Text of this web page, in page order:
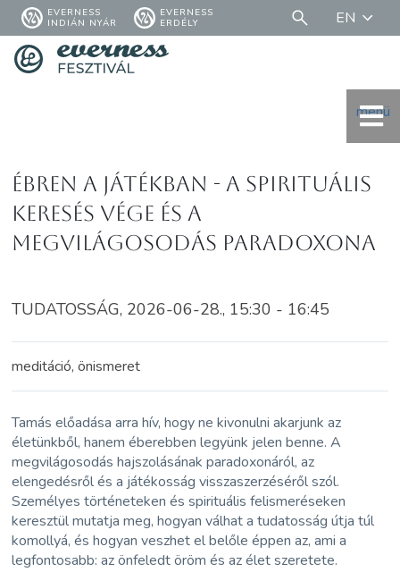
EVERNESS
INDIÁN NYÁR
EVERNESS
ERDÉLY
EN
menü
ÉBREN A JÁTÉKBAN - A spirituális
keresés vége és a
megvilágosodás paradoxona
TUDATOSSÁG, 2026-06-28., 15:30 - 16:45
meditáció, önismeret
Tamás előadása arra hív, hogy ne kivonulni akarjunk az
életünkből, hanem éberebben legyünk jelen benne. A
megvilágosodás hajszolásának paradoxonáról, az
elengedésről és a játékosság visszaszerzéséről szól.
Személyes történeteken és spirituális felismeréseken
keresztül mutatja meg, hogyan válhat a tudatosság útja túl
komollyá, és hogyan veszhet el belőle éppen az, ami a
legfontosabb: az önfeledt öröm és az élet szeretete.